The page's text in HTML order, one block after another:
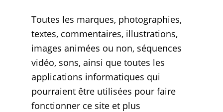
Toutes les marques, photographies,
textes, commentaires, illustrations,
images animées ou non, séquences
vidéo, sons, ainsi que toutes les
applications informatiques qui
pourraient être utilisées pour faire
fonctionner ce site et plus